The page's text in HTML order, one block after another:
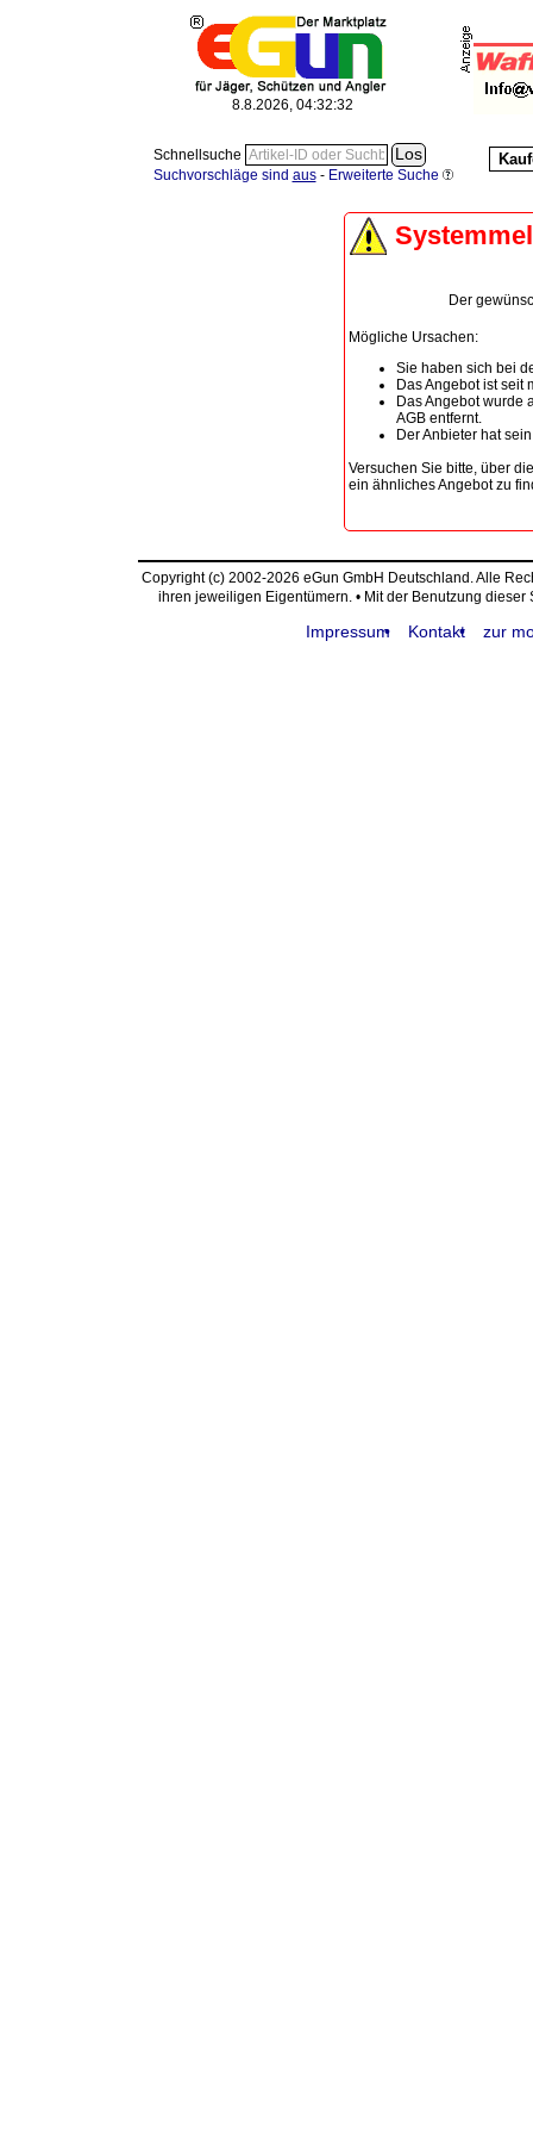
8.8.2026, 04:32:32
Schnellsuche
Suchvorschläge sind aus- Erweiterte Suche
Der
Mögliche Ursachen:
Sie haben sich bei
Das Angebot ist seit
Das Angebot wurde
AGB entfernt.
Der Anbieter hat
Versuchen Sie bitte, über
ein ähnliches Angebot zu
Copyright (c) 2002-2026 eGun GmbH Deutschland. Alle
ihren jeweiligen Eigentümern. • Mit der Benutzung
Impressum Kontakt zur